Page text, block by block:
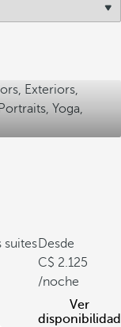
suitesDesde
2.125
/noche
Ver
disponibilidad